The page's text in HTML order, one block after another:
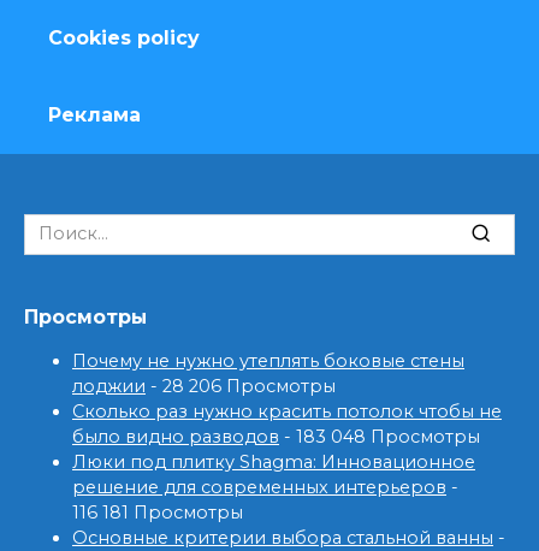
Cookies policy
Реклама
Search
for:
Просмотры
Почему не нужно утеплять боковые стены
лоджии - 28 206 Просмотры
Сколько раз нужно красить потолок чтобы не
было видно разводов - 183 048 Просмотры
Люки под плитку Shagma: Инновационное
решение для современных интерьеров -
116 181 Просмотры
Основные критерии выбора стальной ванны -